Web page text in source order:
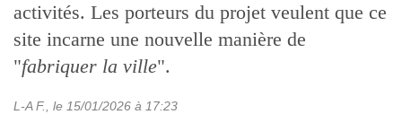
activités. Les porteurs du projet veulent que ce
site incarne une nouvelle manière de
"fabriquer la ville".
L-A F. , le 15/01/2026 à 17:23